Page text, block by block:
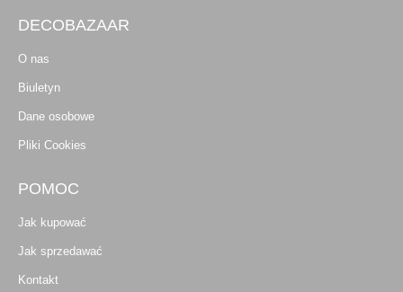
DECOBAZAAR
O nas
Biuletyn
Dane osobowe
Pliki Cookies
POMOC
Jak kupować
Jak sprzedawać
Kontakt